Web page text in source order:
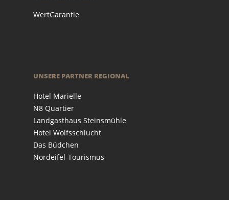
WertGarantie
UNSERE PARTNER REGIONAL
Hotel Marielle
N8 Quartier
Landgasthaus Steinsmühle
Hotel Wolfsschlucht
Das Büdchen
Nordeifel-Tourismus